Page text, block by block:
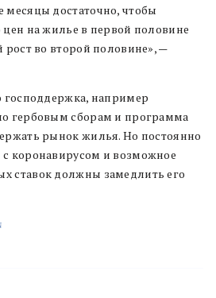
достаточно, чтобы
цен на жилье в первой половине
во второй половине», —
господдержка, например
гербовым сборам и программа
рынок жилья. Но постоянно
коронавирусом и возможное
ставок должны замедлить его